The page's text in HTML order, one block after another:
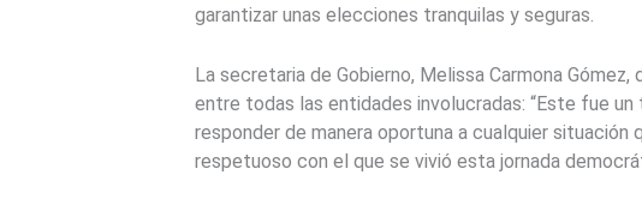
garantizar unas elecciones tranquilas y seguras.
La secretaria de Gobierno, Melissa Carmona
entre todas las entidades involucradas: “Este fue
responder de manera oportuna a cualquier
respetuoso con el que se vivió esta jornada